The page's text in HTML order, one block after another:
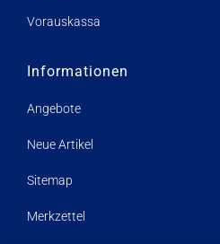
Vorauskassa
Informationen
Angebote
Neue Artikel
Sitemap
Merkzettel